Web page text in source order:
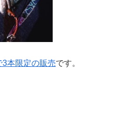
本限定の販売です。